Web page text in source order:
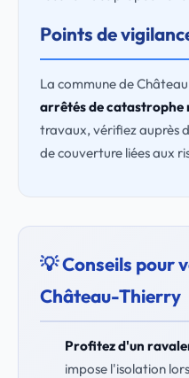
Points de
La commune de
arrêtés de catastrophe
travaux, vérifiez auprès
de couverture liées aux
💡 Conseils pour
Château-Thierry
Profitez d'un
impose l'isolation